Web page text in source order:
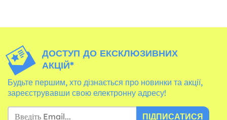
ДОСТУП ДО ЕКСКЛЮЗИВНИХ
АКЦІЙ*
Будьте першим, хто дізнається про новинки та акції,
зареєструвавши свою електронну адресу!
ПІДПИСАТИСЯ